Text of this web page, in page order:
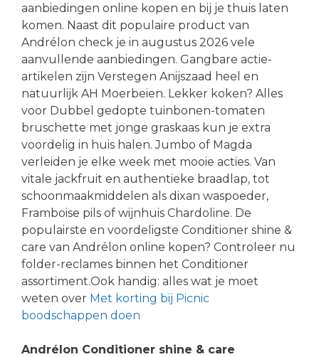
aanbiedingen online kopen en bij je thuis laten
komen. Naast dit populaire product van
Andrélon check je in augustus 2026 vele
aanvullende aanbiedingen. Gangbare actie-
artikelen zijn Verstegen Anijszaad heel en
natuurlijk AH Moerbeien. Lekker koken? Alles
voor Dubbel gedopte tuinbonen-tomaten
bruschette met jonge graskaas kun je extra
voordelig in huis halen. Jumbo of Magda
verleiden je elke week met mooie acties. Van
vitale jackfruit en authentieke braadlap, tot
schoonmaakmiddelen als dixan waspoeder,
Framboise pils of wijnhuis Chardoline. De
populairste en voordeligste Conditioner shine &
care van Andrélon online kopen? Controleer nu
folder-reclames binnen het Conditioner
assortiment.Ook handig: alles wat je moet
weten over Met korting bij Picnic
boodschappen doen
Andrélon Conditioner shine & care